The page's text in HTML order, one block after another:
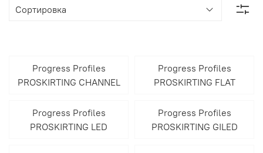
Progress Profiles
PROSKIRTING CHANNEL
Progress Profiles
PROSKIRTING FLAT
Progress Profiles
PROSKIRTING LED
Progress Profiles
PROSKIRTING GILED